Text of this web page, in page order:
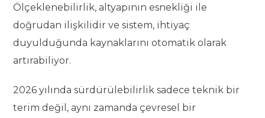
Ölçeklenebilirlik, altyapının esnekliği ile
doğrudan ilişkilidir ve sistem, ihtiyaç
duyulduğunda kaynaklarını otomatik olarak
artırabiliyor.
2026 yılında sürdürülebilirlik sadece teknik bir
terim değil, aynı zamanda çevresel bir